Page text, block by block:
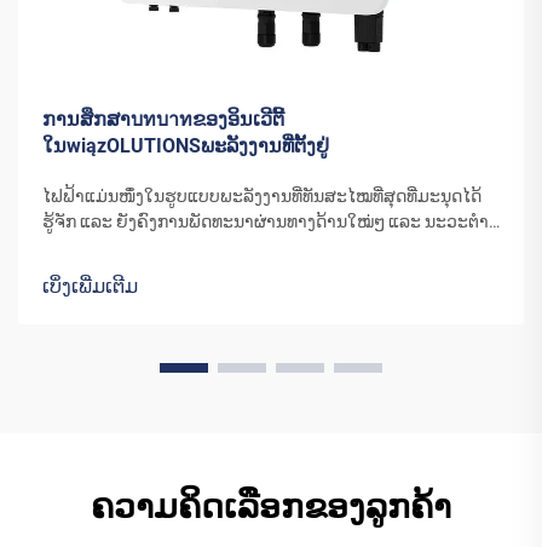
ການສຶກສາบทบาทຂອງອິນເວີຕີ້
ໃນwiązOLUTIONSພະລັງງານທີ່ຕັ້ງຢູ່
ໄຟຟ້າແມ່ນໜຶ່ງໃນຮູບແບບພະລັງງານທີ່ທັນສະໄໝທີ່ສຸດທີ່ມະນຸດໄດ້
ຮູ້ຈັກ ແລະ ຍັງຄົງການພັດທະນາຜ່ານທາງດ້ານໃໝ່ໆ ແລະ ນະວະຕຳລິ
ເປັນໄຟຟ້າ ຕ້ອງການອຸປະກອນພິເສດໃນການຄວບຄຸມ ແລະ
ຈັດການ...
ເບິ່ງເພີ່ມເຕີມ
ຄວາມຄິດເລືອກຂອງລູກຄ້າ